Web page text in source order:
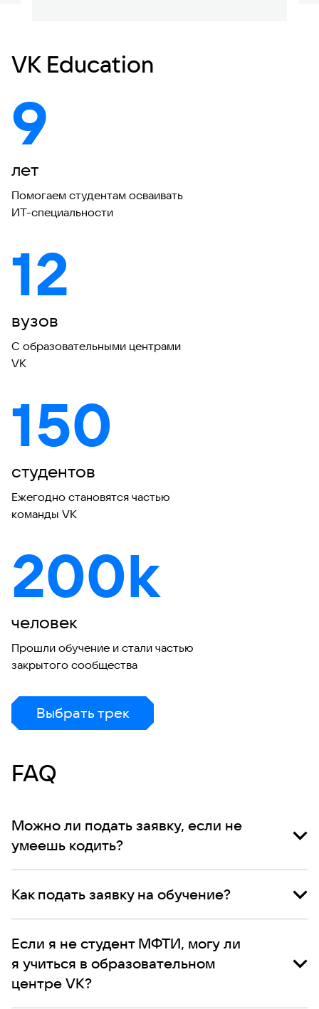
VK Education
9
лет
Помогаем студентам осваивать
ИТ-специальности
12
вузов
С образовательными центрами
VK
150
студентов
Ежегодно становятся частью
команды VK
200k
человек
Прошли обучение и стали частью
закрытого сообщества
Выбрать трек
FAQ
Можно ли подать заявку, если не
умеешь кодить?
Как подать заявку на обучение?
Если я не студент МФТИ, могу ли
я учиться в образовательном
центре VK?